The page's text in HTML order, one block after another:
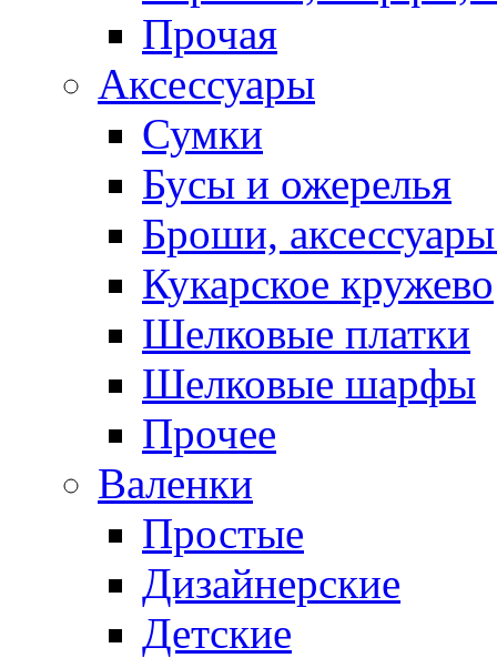
Прочая
Аксессуары
Сумки
Бусы и ожерелья
Броши,
Кукарское кружево
Шелковые платки
Шелковые шарфы
Прочее
Валенки
Простые
Дизайнерские
Детские